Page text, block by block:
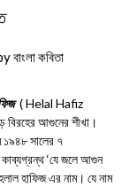
বাংলা কবিতা
( Helal Hafiz
বিরহের আগুনের শীখা।
১৯৪৮ সালের ৭
‘যে জলে আগুন
হাফিজ এর নাম। যে নাম